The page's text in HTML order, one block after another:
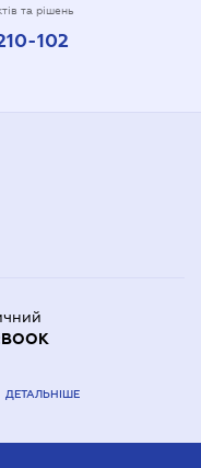
та рішень
102
ДЕТАЛЬНІШЕ